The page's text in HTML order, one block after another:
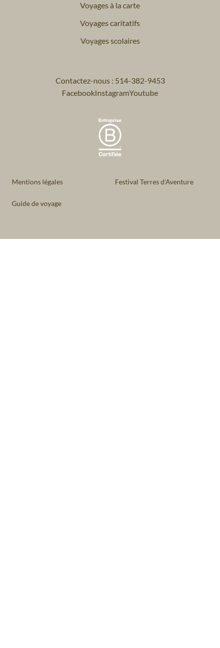
Voyages à la carte
Voyages caritatifs
Voyages scolaires
Contactez-nous : 514-382-9453
FacebookInstagramYoutube
Mentions légales Festival Terres d'Aventure
Guide de voyage